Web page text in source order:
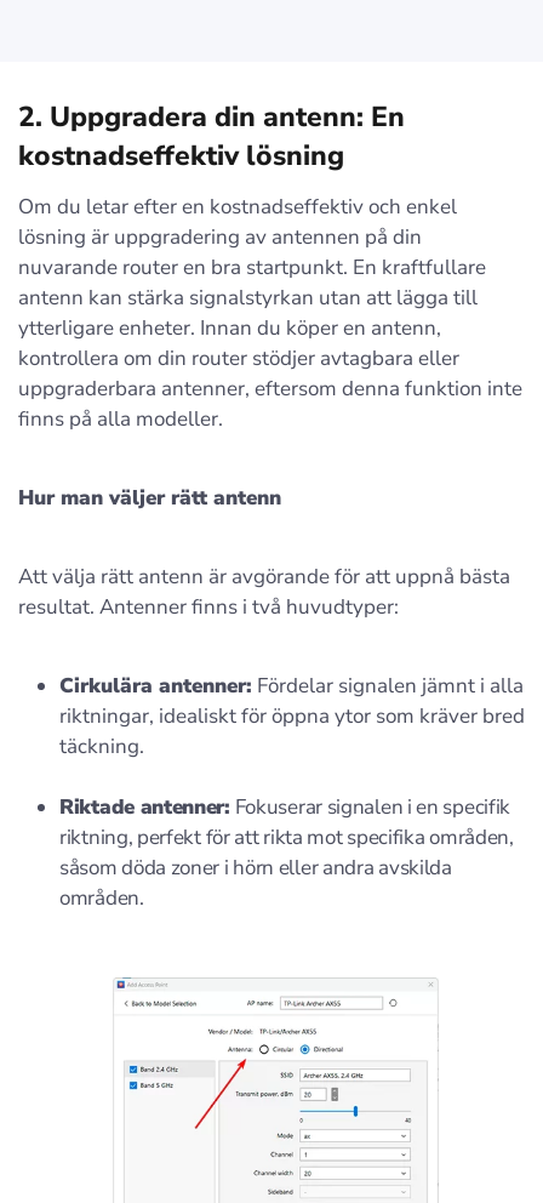
2. Uppgradera din antenn: En
kostnadseffektiv lösning
Om du letar efter en kostnadseffektiv och enkel
lösning är uppgradering av antennen på din
nuvarande router en bra startpunkt. En kraftfullare
antenn kan stärka signalstyrkan utan att lägga till
ytterligare enheter. Innan du köper en antenn,
kontrollera om din router stödjer avtagbara eller
uppgraderbara antenner, eftersom denna funktion inte
finns på alla modeller.
Hur man väljer rätt antenn
Att välja rätt antenn är avgörande för att uppnå bästa
resultat. Antenner finns i två huvudtyper:
Cirkulära antenner: Fördelar signalen jämnt i alla
riktningar, idealiskt för öppna ytor som kräver bred
täckning.
Riktade antenner: Fokuserar signalen i en specifik
riktning, perfekt för att rikta mot specifika områden,
såsom döda zoner i hörn eller andra avskilda
områden.